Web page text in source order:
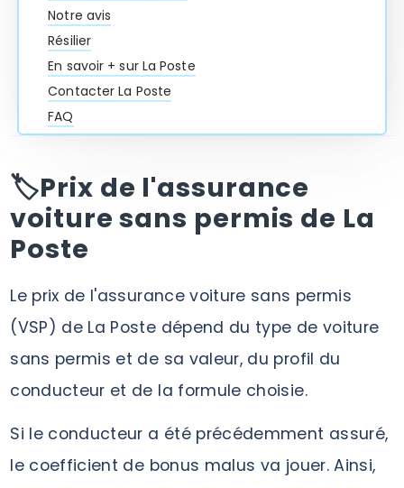
Notre avis
Résilier
En savoir + sur La Poste
Contacter La Poste
FAQ
🏷️Prix de l'assurance
voiture sans permis de La
Poste
Le prix de l'assurance voiture sans permis
(VSP) de La Poste dépend du type de voiture
sans permis et de sa valeur, du profil du
conducteur et de la formule choisie.
Si le conducteur a été précédemment assuré,
le coefficient de bonus malus va jouer. Ainsi,